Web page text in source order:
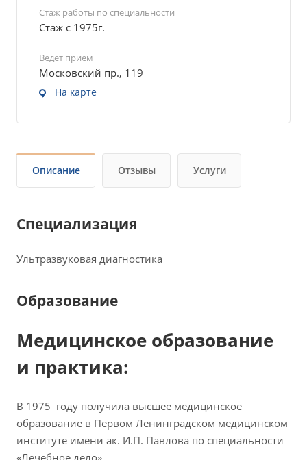
Стаж работы по специальности
Стаж с 1975г.
Ведет прием
Московский пр., 119
На карте
Описание Отзывы Услуги
Специализация
Ультразвуковая диагностика
Образование
Медицинское образование
и практика:
В 1975 году получила высшее медицинское
образование в Первом Ленинградском медицинском
институте имени ак. И.П. Павлова по специальности
«Лечебное дело».